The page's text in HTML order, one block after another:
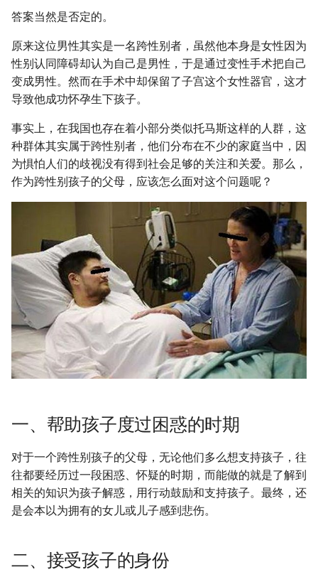
答案当然是否定的。
原来这位男性其实是一名跨性别者，虽然他本身是女性因为
性别认同障碍却认为自己是男性，于是通过变性手术把自己
变成男性。然而在手术中却保留了子宫这个女性器官，这才
导致他成功怀孕生下孩子。
事实上，在我国也存在着小部分类似托马斯这样的人群，这
种群体其实属于跨性别者，他们分布在不少的家庭当中，因
为惧怕人们的歧视没有得到社会足够的关注和关爱。那么，
作为跨性别孩子的父母，应该怎么面对这个问题呢？
一、帮助孩子度过困惑的时期
对于一个跨性别孩子的父母，无论他们多么想支持孩子，往
往都要经历过一段困惑、怀疑的时期，而能做的就是了解到
相关的知识为孩子解惑，用行动鼓励和支持孩子。最终，还
是会本以为拥有的女儿或儿子感到悲伤。
二、接受孩子的身份